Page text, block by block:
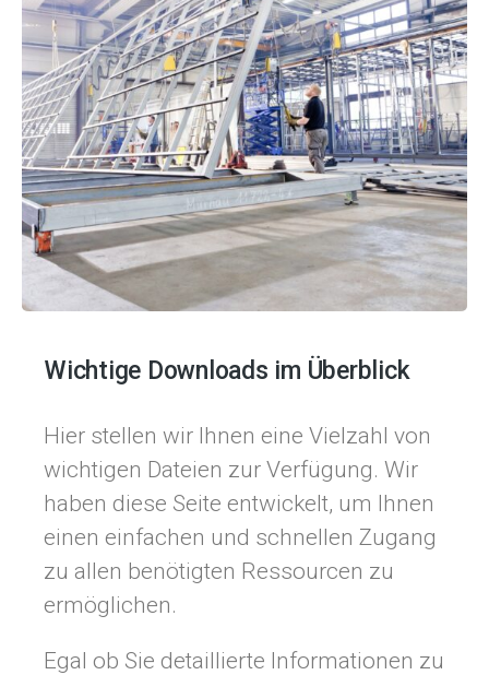
Wichtige Downloads im Überblick
Hier stellen wir Ihnen eine Vielzahl von
wichtigen Dateien zur Verfügung. Wir
haben diese Seite entwickelt, um Ihnen
einen einfachen und schnellen Zugang
zu allen benötigten Ressourcen zu
ermöglichen.
Egal ob Sie detaillierte Informationen zu